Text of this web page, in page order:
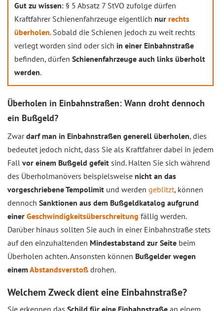
Gut zu wissen: § 5 Absatz 7 StVO zufolge dürfen
Kraftfahrer Schienenfahrzeuge eigentlich nur rechts
überholen. Sobald die Schienen jedoch zu weit rechts
verlegt worden sind oder sich in einer Einbahnstraße
befinden, dürfen Schienenfahrzeuge auch links überholt
werden.
Überholen in Einbahnstraßen: Wann droht dennoch
ein Bußgeld?
Zwardarf man in Einbahnstraßen generell überholen, dies
bedeutet jedoch nicht, dass Sie als Kraftfahrer dabei in jedem
Fall vor einem Bußgeld gefeit sind. Halten Sie sich während
des Überholmanövers beispielsweise nicht an das
vorgeschriebene Tempolimit und werden geblitzt, können
dennoch Sanktionen aus dem Bußgeldkatalog aufgrund
einer Geschwindigkeitsüberschreitung fällig werden.
Darüber hinaus sollten Sie auch in einer Einbahnstraße stets
auf den einzuhaltenden Mindestabstand zur Seite beim
Überholen achten. Ansonsten können Bußgelder wegen
einem Abstandsverstoß drohen.
Welchem Zweck dient eine Einbahnstraße?
Sie erkennen das Schild für eine Einbahnstraße an einem